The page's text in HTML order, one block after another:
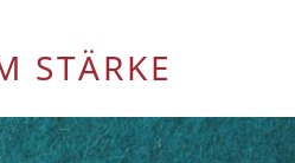
STÄRKE